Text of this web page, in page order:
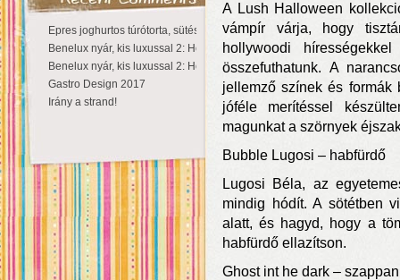
Epres joghurtos túrótorta, sütés nélkül
Benelux nyár, kis luxussal 2: Hollandia
Benelux nyár, kis luxussal 2: Hollandia
Gastro Design 2017
Irány a strand!
A Lush Halloween
vámpír várja, hogy
hollywoodi
összefuthatunk. A
jellemző színek és formák
jóféle merítéssel
magunkat a szörnyek
Bubble Lugosi – habfürdő
Lugosi Béla, az
mindig hódít. A sötétben
alatt, és hagyd, hogy a
habfürdő ellazítson.
Ghost int he dark – szappan